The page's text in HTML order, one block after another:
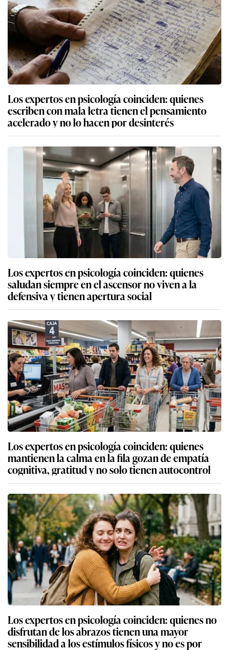
Los expertos en psicología coinciden: quienes
escriben con mala letra tienen el pensamiento
acelerado y no lo hacen por desinterés
Los expertos en psicología coinciden: quienes
saludan siempre en el ascensor no viven a la
defensiva y tienen apertura social
Los expertos en psicología coinciden: quienes
mantienen la calma en la fila gozan de empatía
cognitiva, gratitud y no solo tienen autocontrol
Los expertos en psicología coinciden: quienes no
disfrutan de los abrazos tienen una mayor
sensibilidad a los estímulos físicos y no es por